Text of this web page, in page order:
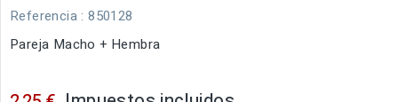
Referencia : 850128
Pareja Macho + Hembra